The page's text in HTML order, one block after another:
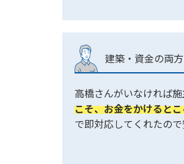
建築・資金の両
高橋さんがいなければ
こそ、お金をかけると
で即対応してくれたので